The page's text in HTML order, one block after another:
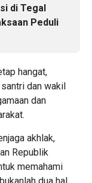
di Tegal
Peduli
hangat,
dan wakil
dan
akhlak,
Republik
memahami
dua hal